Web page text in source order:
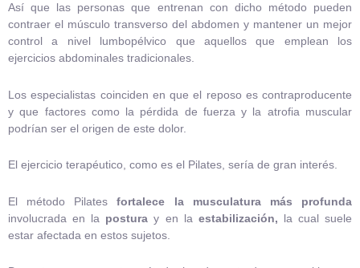
Así que las personas que entrenan con dicho método pueden
contraer el músculo transverso del abdomen y mantener un mejor
control a nivel lumbopélvico que aquellos que emplean los
ejercicios abdominales tradicionales.
Los especialistas coinciden en que el reposo es contraproducente
y que factores como la pérdida de fuerza y la atrofia muscular
podrían ser el origen de este dolor.
El ejercicio terapéutico, como es el Pilates, sería de gran interés.
El método Pilatesfortalece la musculatura más profunda
involucrada en la postura y en la estabilización, la cual suele
estar afectada en estos sujetos.